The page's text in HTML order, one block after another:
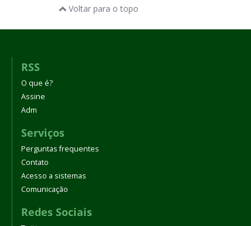
Voltar para o topo
RSS
O que é?
Assine
Adm
Serviços
Perguntas frequentes
Contato
Acesso a sistemas
Comunicação
Redes Sociais